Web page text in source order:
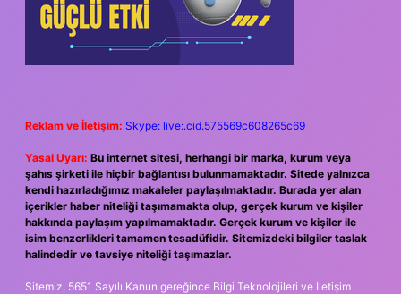
Reklam ve İletişim: Skype: live:.cid.575569c608265c69
Yasal Uyarı: Bu internet sitesi, herhangi bir marka, kurum veya
şahıs şirketi ile hiçbir bağlantısı bulunmamaktadır. Sitede yalnızca
kendi hazırladığımız makaleler paylaşılmaktadır. Burada yer alan
içerikler haber niteliği taşımamakta olup, gerçek kurum ve kişiler
hakkında paylaşım yapılmamaktadır. Gerçek kurum ve kişiler ile
isim benzerlikleri tamamen tesadüfidir. Sitemizdeki bilgiler taslak
halindedir ve tavsiye niteliği taşımazlar.
Sitemiz, 5651 Sayılı Kanun gereğince Bilgi Teknolojileri ve İletişim